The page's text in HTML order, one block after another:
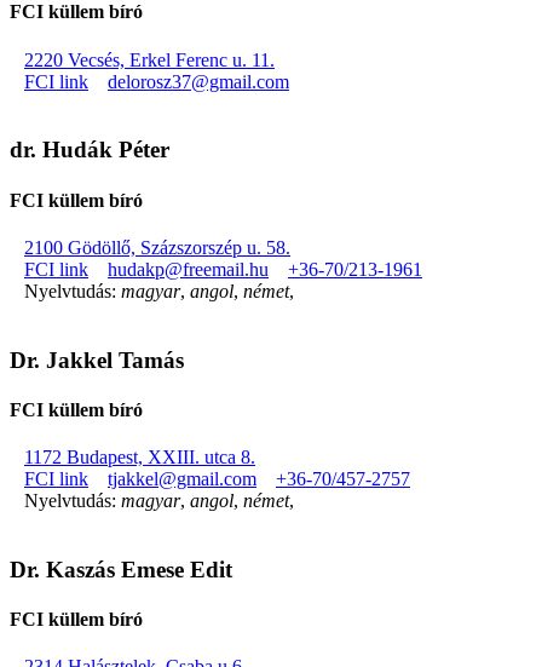
FCI küllem bíró
2220 Vecsés, Erkel Ferenc u. 11.
FCI link
delorosz37@gmail.com
dr. Hudák Péter
FCI küllem bíró
2100 Gödöllő, Százszorszép u. 58.
FCI link
hudakp@freemail.hu
+36-70/213-1961
Nyelvtudás: magyar, angol, német,
Dr. Jakkel Tamás
FCI küllem bíró
1172 Budapest, XXIII. utca 8.
FCI link
tjakkel@gmail.com
+36-70/457-2757
Nyelvtudás: magyar, angol, német,
Dr. Kaszás Emese Edit
FCI küllem bíró